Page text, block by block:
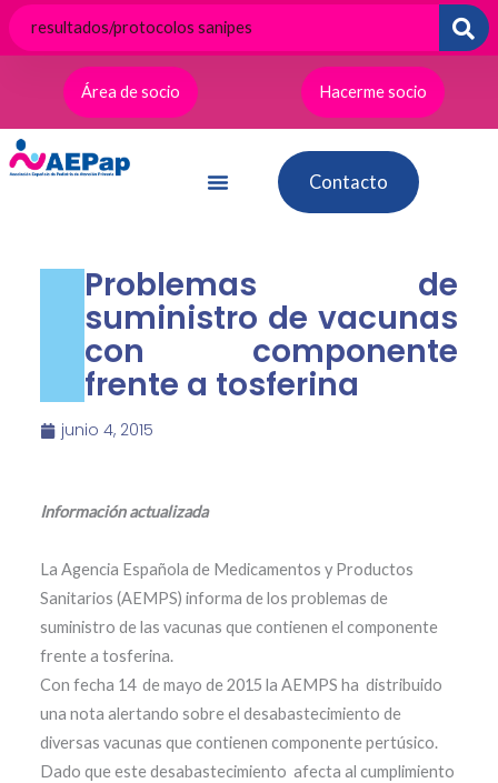
contenido
Área de socio
Hacerme socio
Contacto
Problemas de
suministro de vacunas
con componente
frente a tosferina
junio 4, 2015
Información actualizada
La Agencia Española de Medicamentos y Productos
Sanitarios (AEMPS) informa de los problemas de
suministro de las vacunas que contienen el componente
frente a tosferina.
Con fecha 14 de mayo de 2015 la AEMPS ha distribuido
una nota alertando sobre el desabastecimiento de
diversas vacunas que contienen componente pertúsico.
Dado que este desabastecimiento afecta al cumplimiento